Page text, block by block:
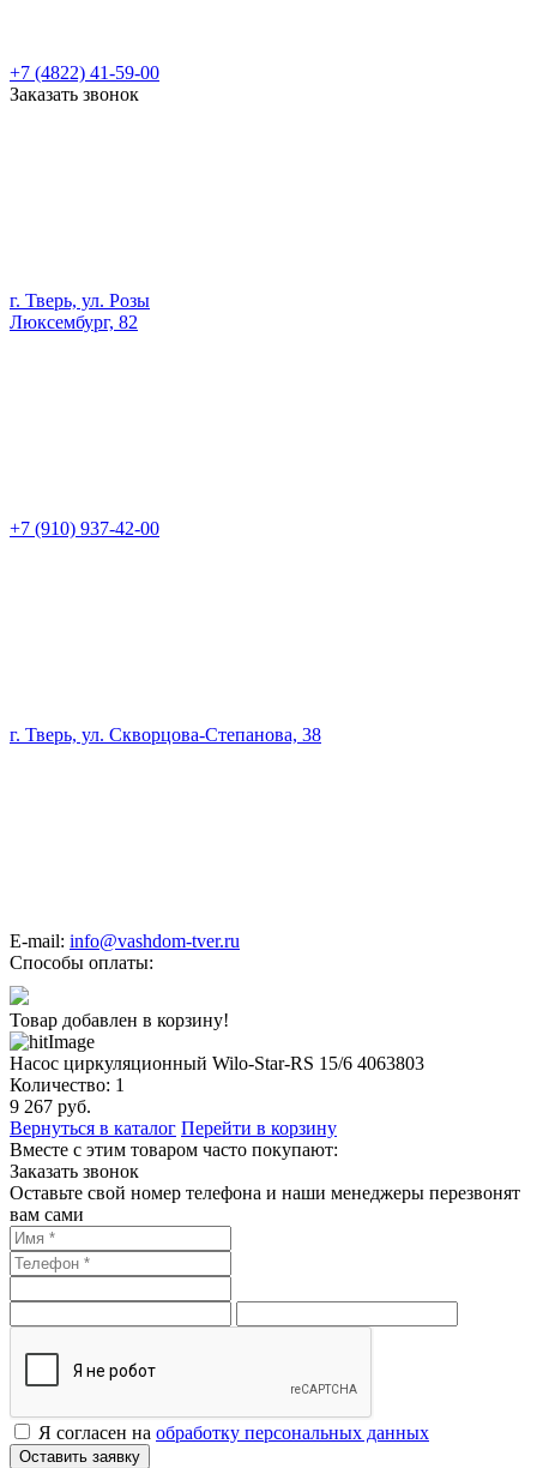
+7 (4822) 41-59-00
Заказать звонок
г. Тверь, ул. Розы
Люксембург, 82
+7 (910) 937-42-00
г. Тверь, ул. Скворцова-Степанова, 38
E-mail: info@vashdom-tver.ru
Способы оплаты:
Товар добавлен в корзину!
Насос циркуляционный Wilo-Star-RS 15/6 4063803
Количество: 1
9 267 руб.
Вернуться в каталог Перейти в корзину
Вместе с этим товаром часто покупают:
Заказать звонок
Оставьте свой номер телефона и наши менеджеры перезвонят
вам сами
Я согласен на обработку персональных данных
Оставить заявку